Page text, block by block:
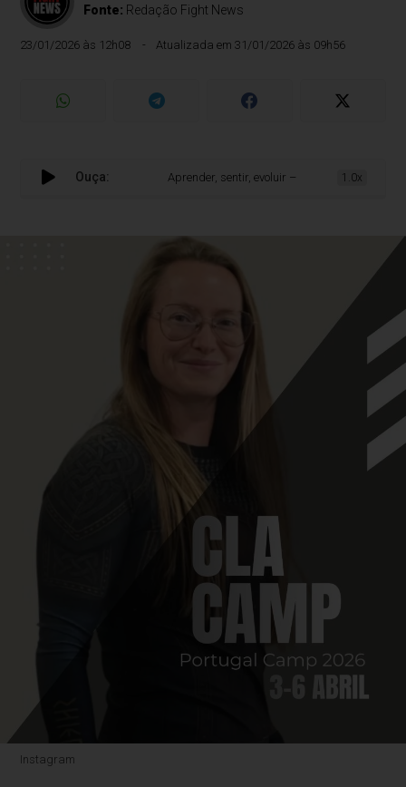
Fonte: Redação Fight News
23/01/2026 às 12h08 Atualizada em 31/01/2026 às 09h56
Ouça: Aprender, sentir, evoluir – Laurien Zurhake no
1.0x
Instagram